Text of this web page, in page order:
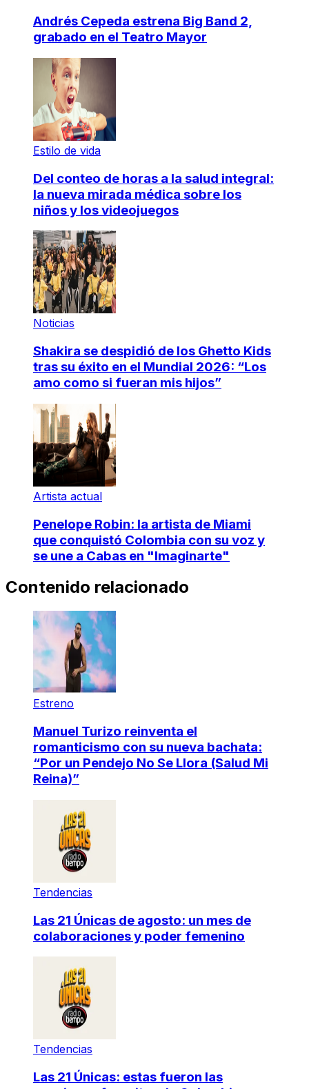
Andrés Cepeda estrena Big Band 2,
grabado en el Teatro Mayor
Estilo de vida
Del conteo de horas a la salud integral:
la nueva mirada médica sobre los
niños y los videojuegos
Noticias
Shakira se despidió de los Ghetto Kids
tras su éxito en el Mundial 2026: “Los
amo como si fueran mis hijos”
Artista actual
Penelope Robin: la artista de Miami
que conquistó Colombia con su voz y
se une a Cabas en "Imaginarte"
Contenido relacionado
Estreno
Manuel Turizo reinventa el
romanticismo con su nueva bachata:
“Por un Pendejo No Se Llora (Salud Mi
Reina)”
Tendencias
Las 21 Únicas de agosto: un mes de
colaboraciones y poder femenino
Tendencias
Las 21 Únicas: estas fueron las